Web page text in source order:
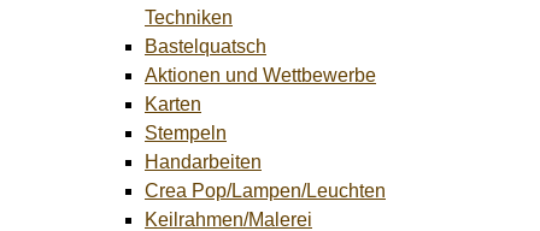
Techniken
Bastelquatsch
Aktionen und Wettbewerbe
Karten
Stempeln
Handarbeiten
Crea Pop/Lampen/Leuchten
Keilrahmen/Malerei